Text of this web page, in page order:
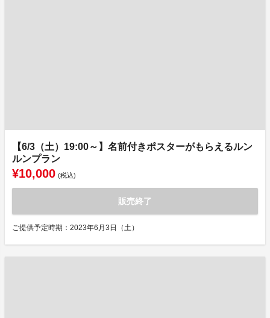
【6/3（土）19:00～】名前付きポスターがもらえるルン
ルンプラン
¥10,000 (税込)
販売終了
ご提供予定時期：2023年6月3日（土）